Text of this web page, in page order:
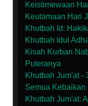
Keistimewaan
Keutamaan Hari
Khutbah Id:
Khutbah Idul
Kisah Kurban
Puteranya
Khutbah Jum'at -
Semua Kebaikan
Khutbah Jum'at: